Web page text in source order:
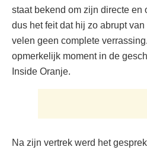
staat bekend om zijn directe en
dus het feit dat hij zo abrupt
velen geen complete
opmerkelijk moment in de
Inside Oranje.
Na zijn vertrek werd het